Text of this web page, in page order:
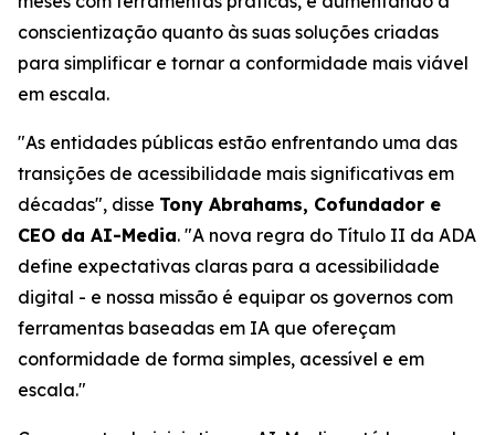
conscientização quanto às suas soluções criadas
para simplificar e tornar a conformidade mais viável
em escala.
"As entidades públicas estão enfrentando uma das
transições de acessibilidade mais significativas em
décadas", disse Tony Abrahams, Cofundador e
CEO da AI-Media. "A nova regra do Título II da ADA
define expectativas claras para a acessibilidade
digital - e nossa missão é equipar os governos com
ferramentas baseadas em IA que ofereçam
conformidade de forma simples, acessível e em
escala."